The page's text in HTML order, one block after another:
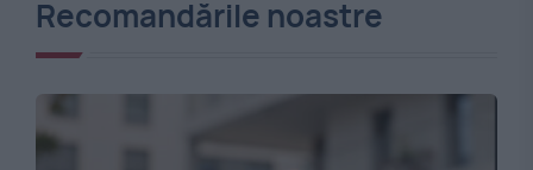
Recomandările noastre